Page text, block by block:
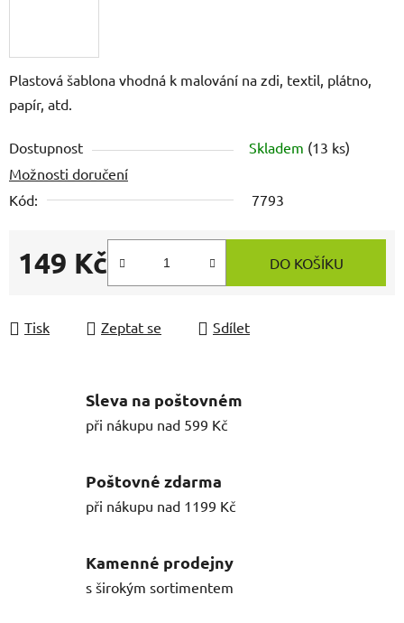
Plastová šablona vhodná k malování na zdi, textil, plátno,
papír, atd.
Dostupnost Skladem (13 ks)
Možnosti doručení
Kód:
7793
149 Kč DO KOŠÍKU
Tisk Zeptat se Sdílet
Sleva na poštovném
při nákupu nad 599 Kč
Poštovné zdarma
při nákupu nad 1199 Kč
Kamenné prodejny
s širokým sortimentem